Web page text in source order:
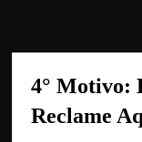
4° Motivo:
Reclame